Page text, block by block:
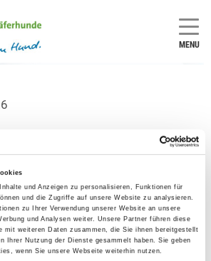
und Anzeigen zu personalisieren, Funktionen für
und die Zugriffe auf unsere Website zu analysieren.
zu Ihrer Verwendung unserer Website an unsere
und Analysen weiter. Unsere Partner führen diese
mit weiteren Daten zusammen, die Sie ihnen bereitgestellt
Ihrer Nutzung der Dienste gesammelt haben. Sie geben
wenn Sie unsere Webseite weiterhin nutzen.
MENU
the online entry form is